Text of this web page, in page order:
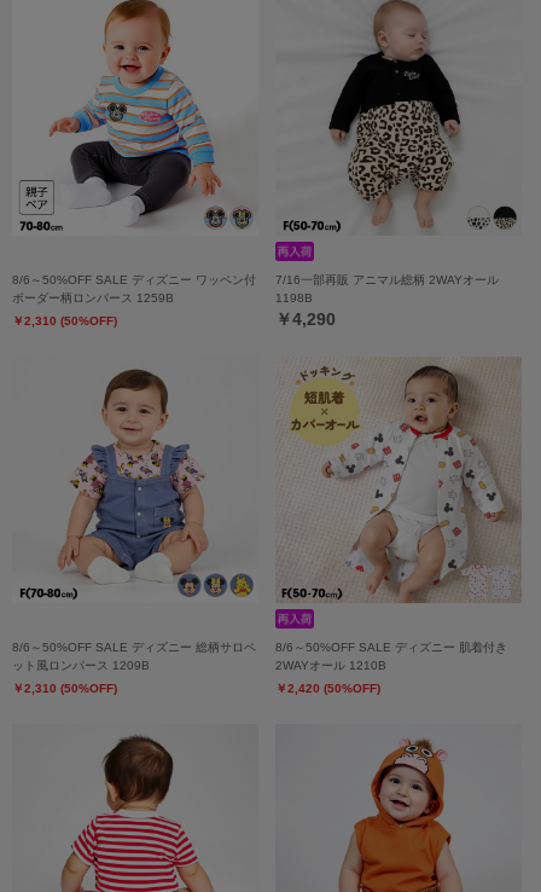
8/6～50%OFF SALE ディズニー ワッペン付
ボーダー柄ロンパース 1259B
￥2,310 (50%OFF)
7/16一部再販 アニマル総柄 2WAYオール
1198B
￥4,290
8/6～50%OFF SALE ディズニー 総柄サロペ
ット風ロンパース 1209B
￥2,310 (50%OFF)
8/6～50%OFF SALE ディズニー 肌着付き
2WAYオール 1210B
￥2,420 (50%OFF)